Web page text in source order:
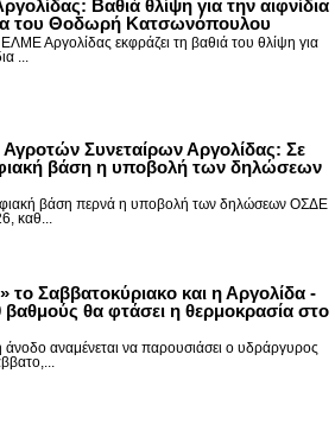
Βαθιά θλίψη για την αιφνίδια
του Θοδωρή Κατσωνόπουλου
Αργολίδας εκφράζει τη βαθιά του θλίψη για
...
Συνεταίρων Αργολίδας: Σε
βάση η υποβολή των δηλώσεων
βάση περνά η υποβολή των δηλώσεων ΟΣΔΕ
καθ...
το Σαββατοκύριακο και η Αργολίδα -
βαθμούς θα φτάσει η θερμοκρασία στο
άνοδο αναμένεται να παρουσιάσει ο υδράργυρος